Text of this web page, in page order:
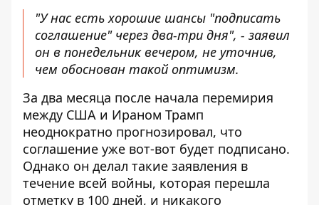
"У нас есть хорошие шансы "подписать
соглашение" через два-три дня", - заявил
он в понедельник вечером, не уточнив,
чем обоснован такой оптимизм.
За два месяца после начала перемирия
между США и Ираном Трамп
неоднократно прогнозировал, что
соглашение уже вот-вот будет подписано.
Однако он делал такие заявления в
течение всей войны, которая перешла
отметку в 100 дней, и никакого